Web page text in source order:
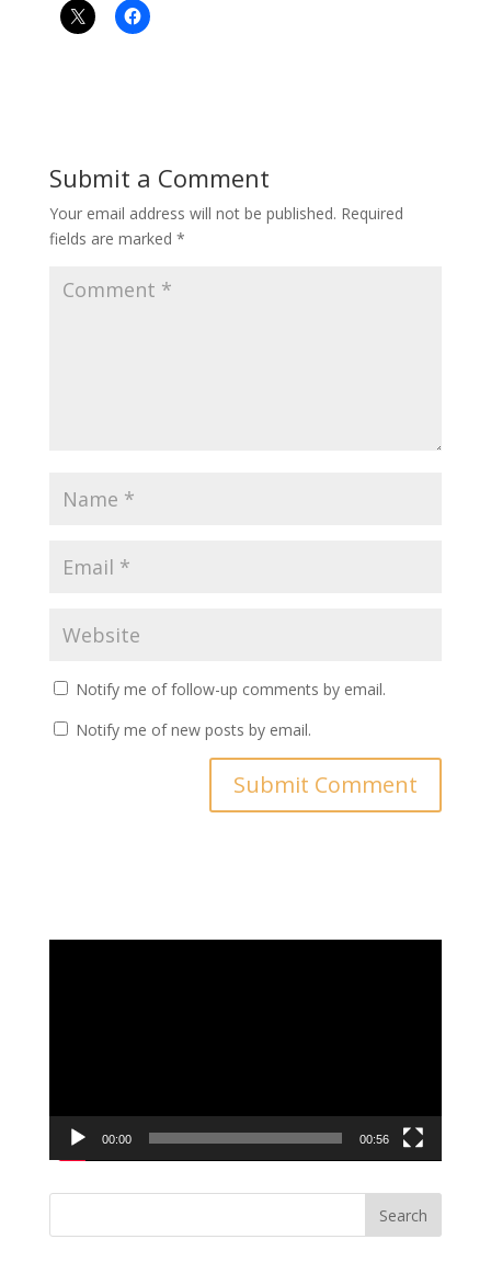
Submit a Comment
Your email address will not be published. Required
fields are marked *
Notify me of follow-up comments by email.
Notify me of new posts by email.
00:00 00:56